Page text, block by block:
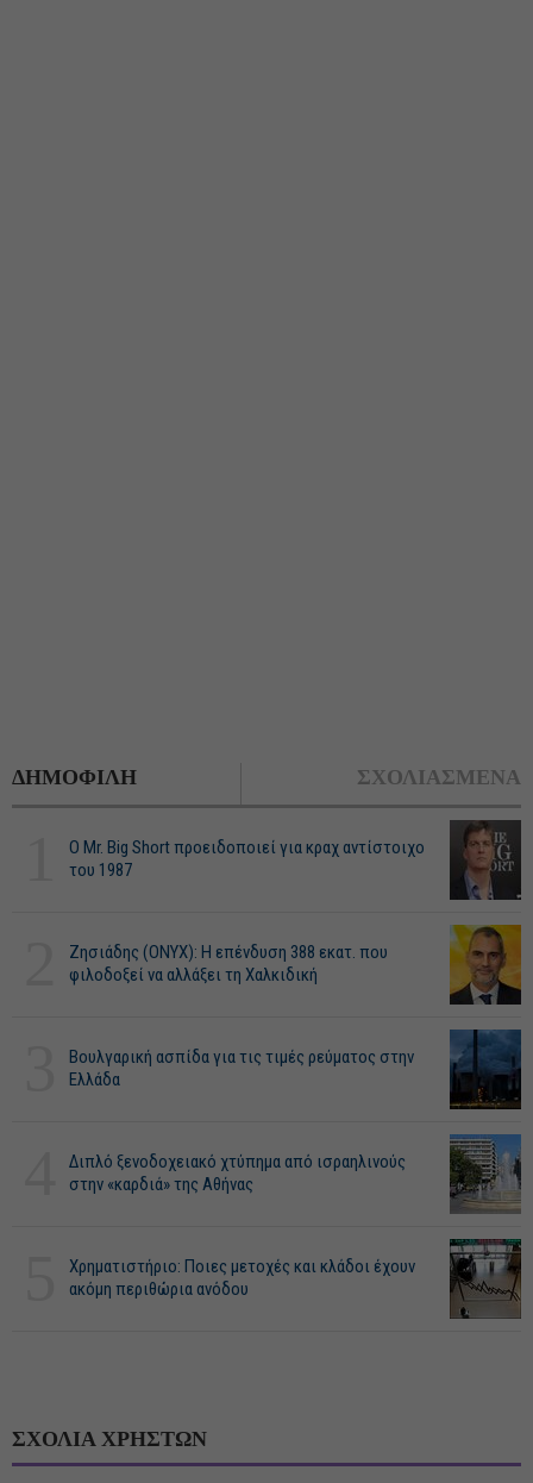
ΔΗΜΟΦΙΛΗ ΣΧΟΛΙΑΣΜΕΝΑ
O Mr. Big Short προειδοποιεί για κραχ αντίστοιχο
του 1987
Ζησιάδης (ONYX): Η επένδυση 388 εκατ. που
φιλοδοξεί να αλλάξει τη Χαλκιδική
Βουλγαρική ασπίδα για τις τιμές ρεύματος στην
Ελλάδα
Διπλό ξενοδοχειακό χτύπημα από ισραηλινούς
στην «καρδιά» της Αθήνας
Χρηματιστήριο: Ποιες μετοχές και κλάδοι έχουν
ακόμη περιθώρια ανόδου
ΣΧΟΛΙΑ ΧΡΗΣΤΩΝ